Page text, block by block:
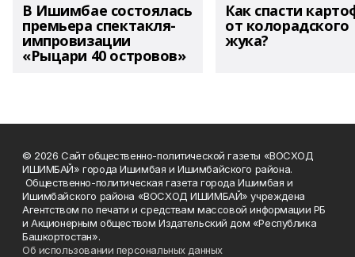
В Ишимбае состоялась
премьера спектакля-
импровизации
«Рыцари 40 островов»
Как спасти
от колорадского
жука?
© 2026 Сайт общественно-политической газеты «ВОСХОД
ИШИМБАЙ» города Ишимбая и Ишимбайского района.
Общественно-политическая газета города Ишимбая и
Ишимбайского района «ВОСХОД ИШИМБАЙ» учреждена
Агентством по печати и средствам массовой информации РБ
и Акционерным обществом Издательский дом «Республика
Башкортостан».
Об использовании персональных данных